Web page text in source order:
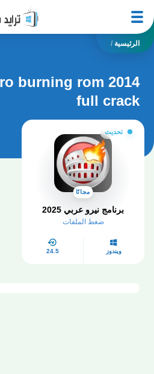
الرئيسية /
burning rom 2014
full crack
تحديث
مجانًا
برنامج نيرو عربي 2025
ضغط الملفات
ويندوز 24.5